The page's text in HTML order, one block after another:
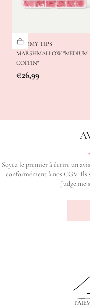
GUMMY TIPS
MARSHMALLOW "MEDIUM
COFFIN"
Prix
€26,99
Soyez le premier à écrire un
conformément à nos CGV. Ils